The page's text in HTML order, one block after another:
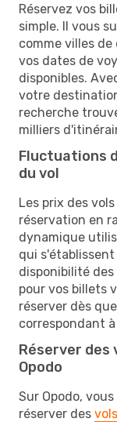
Réservez vos
simple. Il vous
comme villes
vos dates de
disponibles.
votre
recherche
milliers
Fluctuations
du vol
Les prix des
réservation en
dynamique
qui
disponibilité
pour vos billets
réserver dès
correspondant
Réserver des
Opodo
Sur Opodo,
réserver des